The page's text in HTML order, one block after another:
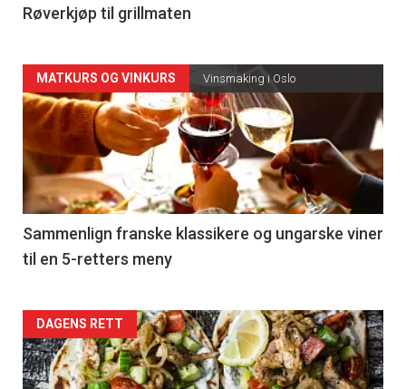
4
Røverkjøp til grillmaten
Forsiden
akkurat
nå
-
5
MATKURS OG VINKURS Vinsmaking i Oslo
Sammenlign franske klassikere og ungarske viner
til en 5-retters meny
Forsiden
akkurat
DAGENS RETT